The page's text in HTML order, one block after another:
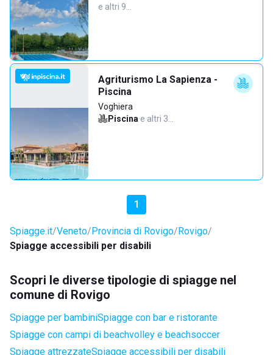
e altri 9…
Agriturismo La Sapienza -
Piscina
Voghiera
Piscina·e altri 3…
1
Spiagge.it Veneto Provincia di Rovigo Rovigo
Spiagge accessibili per disabili
Scopri le diverse tipologie di spiagge nel
comune di Rovigo
Spiagge per bambiniSpiagge con bar e ristorante
Spiagge con campi di beachvolley e beachsoccer
Spiagge attrezzateSpiagge accessibili per disabili